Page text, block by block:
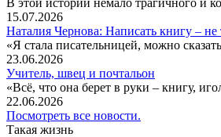
15.07.2026
Наталия Чернова: Написать книгу – не
«Я стала писательницей, можно
23.06.2026
Учитель, швец и почтальон
«Всё, что она берет в руки – книгу,
22.06.2026
Посмотреть все новости.
Такая жизнь